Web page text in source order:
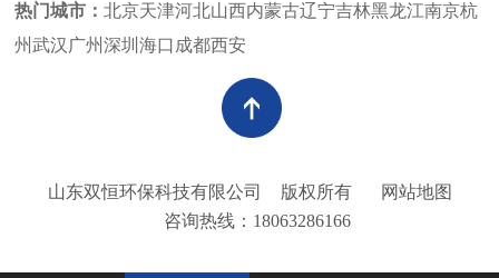
热门城市：北京天津河北山西内蒙古辽宁吉林黑龙江南京杭
州武汉 广州深圳海口 成都西安
山东双恒环保科技有限公司 版权所有
网站地图
咨询热线：18063286166